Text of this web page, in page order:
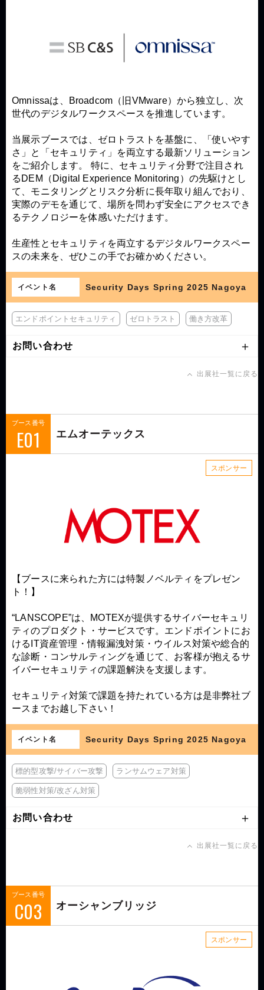
Omnissaは、Broadcom（旧VMware）から独立し、次
世代のデジタルワークスペースを推進しています。
当展示ブースでは、ゼロトラストを基盤に、「使いやす
さ」と「セキュリティ」を両立する最新ソリューション
をご紹介します。 特に、セキュリティ分野で注目され
るDEM（Digital Experience Monitoring）の先駆けとし
て、モニタリングとリスク分析に長年取り組んでおり、
実際のデモを通じて、場所を問わず安全にアクセスでき
るテクノロジーを体感いただけます。
生産性とセキュリティを両立するデジタルワークスペー
スの未来を、ぜひこの手でお確かめください。
イベント名 Security Days Spring 2025 Nagoya
エンドポイントセキュリティ ゼロトラスト 働き方改革
お問い合わせ
出展社一覧に戻る
ブース番号
E01 エムオーテックス
スポンサー
【ブースに来られた方には特製ノベルティをプレゼン
ト！】
“LANSCOPE”は、MOTEXが提供するサイバーセキュリ
ティのプロダクト・サービスです。エンドポイントにお
けるIT資産管理・情報漏洩対策・ウイルス対策や総合的
な診断・コンサルティングを通じて、お客様が抱えるサ
イバーセキュリティの課題解決を支援します。
セキュリティ対策で課題を持たれている方は是非弊社ブ
ースまでお越し下さい！
イベント名 Security Days Spring 2025 Nagoya
標的型攻撃/サイバー攻撃 ランサムウェア対策
脆弱性対策/改ざん対策
お問い合わせ
出展社一覧に戻る
ブース番号
C03 オーシャンブリッジ
スポンサー